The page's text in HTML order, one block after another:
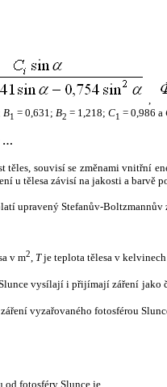
,
B1 = 0,631; B2 = 1,218; C1 = 0,986 a
…
těles, souvisí se změnami vnitřní
u tělesa závisí na jakosti a barvě
upravený Stefanův-Boltzmannův
v m2, Tje teplota tělesa v kelvinech
vysílají i přijímají záření jako
vyzařovaného fotosférou
fotosféry Slunce je